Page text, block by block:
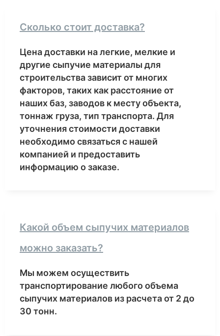
Сколько стоит доставка?
Цена доставки на легкие, мелкие и
другие сыпучие материалы для
строительства зависит от многих
факторов, таких как расстояние от
наших баз, заводов к месту объекта,
тоннаж груза, тип транспорта. Для
уточнения стоимости доставки
необходимо связаться с нашей
компанией и предоставить
информацию о заказе.
Какой объем сыпучих материалов
можно заказать?
Мы можем осуществить
транспортирование любого объема
сыпучих материалов из расчета от 2 до
30 тонн.